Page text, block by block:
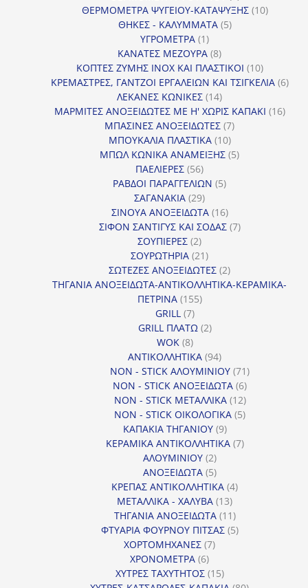
προϊόντα
ΘΕΡΜΟΜΕΤΡΑ ΨΥΓΕΙΟΥ-ΚΑΤΑΨΥΞΗΣ 1010
ΘΗΚΕΣ - ΚΑΛΥΜΜΑΤΑ 55
ΥΓΡΟΜΕΤΡΑ 11
προϊόν
ΚΑΝΑΤΕΣ ΜΕΖΟΥΡΑ 88
προϊόντα
ΚΟΠΤΕΣ ΖΥΜΗΣ INOX ΚΑΙ ΠΛΑΣΤΙΚΟΙ 1010
προϊόντα
ΚΡΕΜΑΣΤΡΕΣ, ΓΑΝΤΖΟΙ ΕΡΓΑΛΕΙΩΝ ΚΑΙ ΤΣΙΓΚΕΛΙΑ 66
ΛΕΚΑΝΕΣ ΚΩΝΙΚΕΣ 1414
προϊόντα
ΜΑΡΜΙΤΕΣ ΑΝΟΞΕΙΔΩΤΕΣ ΜΕ Η' ΧΩΡΙΣ ΚΑΠΑΚΙ 1616
ΜΠΑΣΙΝΕΣ ΑΝΟΞΕΙΔΩΤΕΣ 77
ΜΠΟΥΚΑΛΙΑ ΠΛΑΣΤΙΚΑ 1010
προϊόντα
ΜΠΩΛ ΚΩΝΙΚΑ ΑΝΑΜΕΙΞΗΣ 55
ΠΑΕΛΙΕΡΕΣ 5656
προϊόντα
ΡΑΒΔΟΙ ΠΑΡΑΓΓΕΛΙΩΝ 55
ΣΑΓΑΝΑΚΙΑ 2929
προϊόντα
ΣΙΝΟΥΑ ΑΝΟΞΕΙΔΩΤΑ 1616
προϊόντα
ΣΙΦΟΝ ΣΑΝΤΙΓΥΣ ΚΑΙ ΣΟΔΑΣ 77
ΣΟΥΠΙΕΡΕΣ 22
προϊόντα
ΣΟΥΡΩΤΗΡΙΑ 2121
προϊόντα
ΣΩΤΕΖΕΣ ΑΝΟΞΕΙΔΩΤΕΣ 22
προϊόντα
ΤΗΓΑΝΙΑ ΑΝΟΞΕΙΔΩΤΑ-ΑΝΤΙΚΟΛΛΗΤΙΚΑ-ΚΕΡΑΜΙΚΑ-
ΠΕΤΡΙΝΑ 155155
GRILL 77
προϊόντα
GRILL ΠΛΑΤΩ 22
WOK 88
προϊόντα
ΑΝΤΙΚΟΛΛΗΤΙΚΑ 9494
προϊόντα
NON - STICK ΑΛΟΥΜΙΝΙΟΥ 7171
προϊόντα
NON - STICK ΑΝΟΞΕΙΔΩΤΑ 66
προϊόντα
NON - STICK ΜΕΤΑΛΛΙΚΑ 1212
προϊόντα
NON - STICK ΟΙΚΟΛΟΓΙΚΑ 55
ΚΑΠΑΚΙΑ ΤΗΓΑΝΙΟΥ 99
προϊόντα
ΚΕΡΑΜΙΚΑ ΑΝΤΙΚΟΛΛΗΤΙΚΑ 77
ΑΛΟΥΜΙΝΙΟΥ 22
προϊόντα
ΑΝΟΞΕΙΔΩΤΑ 55
προϊόντα
ΚΡΕΠΑΣ ΑΝΤΙΚΟΛΛΗΤΙΚΑ 44
ΜΕΤΑΛΛΙΚΑ - ΧΑΛΥΒΑ 1313
προϊόντα
ΤΗΓΑΝΙΑ ΑΝΟΞΕΙΔΩΤΑ 1111
προϊόντα
ΦΤΥΑΡΙΑ ΦΟΥΡΝΟΥ ΠΙΤΣΑΣ 55
ΧΟΡΤΟΜΗΧΑΝΕΣ 77
ΧΡΟΝΟΜΕΤΡΑ 66
προϊόντα
ΧΥΤΡΕΣ ΤΑΧΥΤΗΤΟΣ 1515